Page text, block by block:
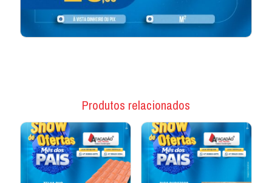
Produtos relacionados